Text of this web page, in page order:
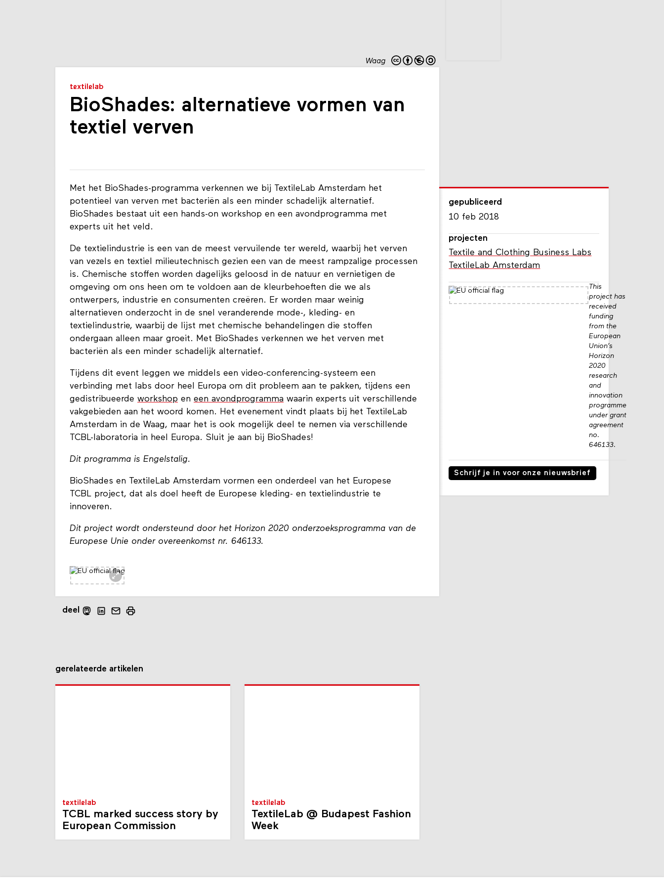
Waag
textilelab
BioShades: alternatieve vormen van
textiel verven
Met het BioShades-programma verkennen we bij TextileLab Amsterdam het
potentieel van verven met bacteriën als een minder schadelijk alternatief.
BioShades bestaat uit een hands-on workshop en een avondprogramma met
experts uit het veld.
De textielindustrie is een van de meest vervuilende ter wereld, waarbij het verven
van vezels en textiel milieutechnisch gezien een van de meest rampzalige processen
is. Chemische stoffen worden dagelijks geloosd in de natuur en vernietigen de
omgeving om ons heen om te voldoen aan de kleurbehoeften die we als
ontwerpers, industrie en consumenten creëren. Er worden maar weinig
alternatieven onderzocht in de snel veranderende mode-, kleding- en
textielindustrie, waarbij de lijst met chemische behandelingen die stoffen
ondergaan alleen maar groeit. Met BioShades verkennen we het verven met
bacteriën als een minder schadelijk alternatief.
Tijdens dit event leggen we middels een video-conferencing-systeem een
verbinding met labs door heel Europa om dit probleem aan te pakken, tijdens een
gedistribueerde workshop en een avondprogramma waarin experts uit verschillende
vakgebieden aan het woord komen. Het evenement vindt plaats bij het TextileLab
Amsterdam in de Waag, maar het is ook mogelijk deel te nemen via verschillende
TCBL-laboratoria in heel Europa. Sluit je aan bij BioShades!
Dit programma is Engelstalig.
BioShades en TextileLab Amsterdam vormen een onderdeel van het Europese
TCBL project, dat als doel heeft de Europese kleding- en textielindustrie te
innoveren.
Dit project wordt ondersteund door het Horizon 2020 onderzoeksprogramma van de
Europese Unie onder overeenkomst nr. 646133.
gepubliceerd
10 feb 2018
projecten
Textile and Clothing Business Labs
TextileLab Amsterdam
This
project has
received
funding
from the
European
Union’s
Horizon
2020
research
and
innovation
programme
under grant
agreement
no.
646133.
Schrijf je in voor onze nieuwsbrief
deel
gerelateerde artikelen
textilelab
TCBL marked success story by
European Commission
textilelab
TextileLab @ Budapest Fashion
Week